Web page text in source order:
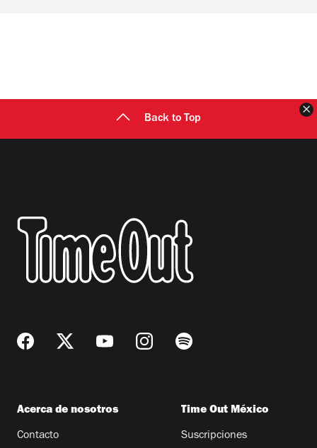
Back to Top
Acerca de nosotros
Contacto
Time Out México
Suscripciones